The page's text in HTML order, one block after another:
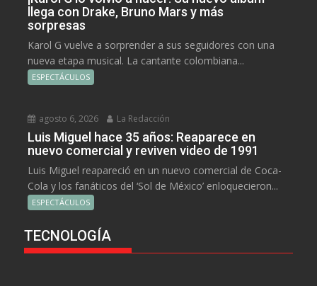
llega con Drake, Bruno Mars y más
sorpresas
Karol G vuelve a sorprender a sus seguidores con una
nueva etapa musical. La cantante colombiana...
ESPECTÁCULOS
agosto 6, 2026 La Redacción
Luis Miguel hace 35 años: Reaparece en
nuevo comercial y reviven video de 1991
Luis Miguel reapareció en un nuevo comercial de Coca-
Cola y los fanáticos del ‘Sol de México’ enloquecieron...
ESPECTÁCULOS
TECNOLOGÍA